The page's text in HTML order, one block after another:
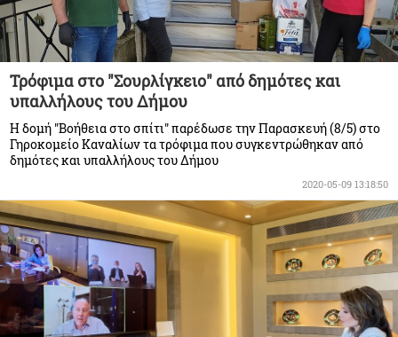
Τρόφιμα στο "Σουρλίγκειο" από δημότες και
υπαλλήλους του Δήμου
Η δομή "Βοήθεια στο σπίτι" παρέδωσε την Παρασκευή (8/5) στο
Γηροκομείο Καναλίων τα τρόφιμα που συγκεντρώθηκαν από
δημότες και υπαλλήλους του Δήμου
2020-05-09 13:18:50